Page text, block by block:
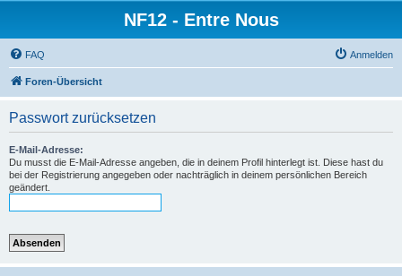
NF12 - Entre Nous
FAQ Anmelden
Foren-Übersicht
Passwort zurücksetzen
E-Mail-Adresse:
Du musst die E-Mail-Adresse angeben, die in deinem Profil hinterlegt ist. Diese hast du
bei der Registrierung angegeben oder nachträglich in deinem persönlichen Bereich
geändert.